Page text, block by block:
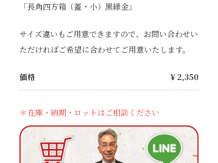
「長角四方箱（蓋・小）黒縁金」
サイズ違いもご用意できますので、お問い合わせい
ただければご希望に合わせてご用意いたします。
価格 ¥ 2,350
＊在庫・納期・ロットはご相談ください